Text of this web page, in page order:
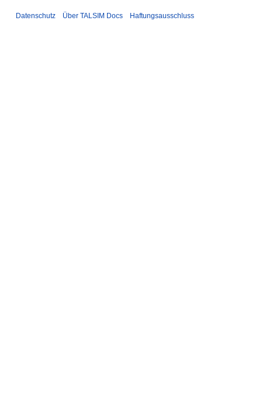
Datenschutz Über TALSIM Docs Haftungsausschluss